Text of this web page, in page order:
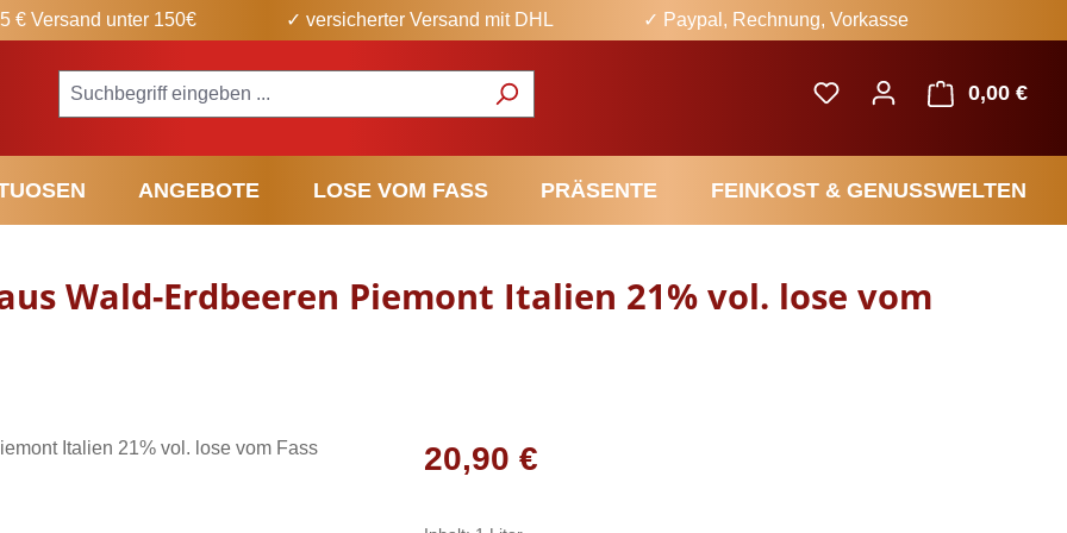
€ Versand unter 150€ ✓ versicherter Versand mit DHL ✓ Paypal, Rechnung, Vorkasse
0,00 €
ANGEBOTE LOSE VOM FASS PRÄSENTE FEINKOST & GENUSSWELTEN
Wald-Erdbeeren Piemont Italien 21% vol. lose vom
Regulärer Preis:
20,90 €